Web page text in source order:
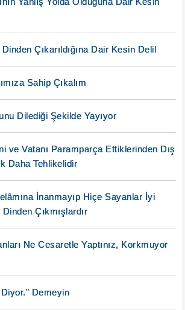
Çıkarıldığına Dair Kesin Delil
Sahip Çıkalım
Dilediği Şekilde Yayıyor
ve Vatanı Paramparça Ettiklerinden Dış
Daha Tehlikelidir
İnanmayıp Hiçe Sayanlar İyi
Çıkmışlardır
Ne Cesaretle Yaptınız, Korkmuyor
Demeyin